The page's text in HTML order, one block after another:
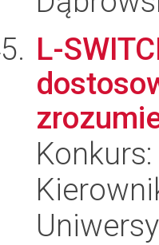
L-
Konkurs: